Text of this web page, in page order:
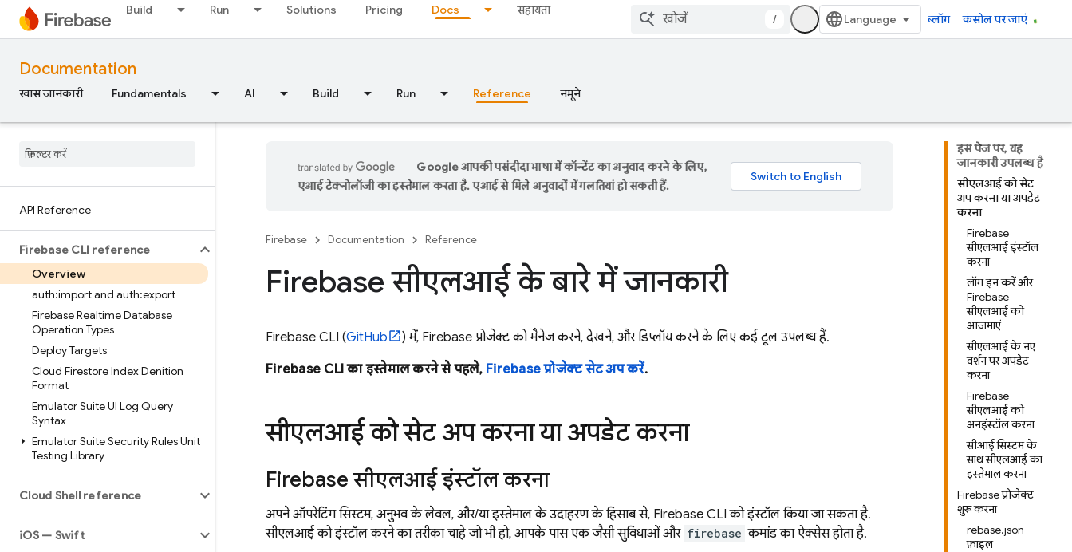
Build Run Solutions Pricing Docs सहायता
/ ब्लॉग कंसोल पर जाएं
Documentation
खास जानकारी Fundamentals AI Build Run Reference नमूने
API Reference
Firebase CLI reference
Overview
auth:import and auth:export
Firebase Realtime Database
Operation Types
Deploy Targets
Cloud Firestore Index Definition
Format
Emulator Suite UI Log Query
Syntax
Emulator Suite Security Rules Unit
Testing Library
Cloud Shell reference
iOS — Swift
इस पेज पर, यह
जानकारी उपलब्ध है
सीएलआई को सेट
अप करना या अपडेट
करना
Firebase
सीएलआई इंस्टॉल
करना
लॉग इन करें और
Firebase
सीएलआई को
आज़माएं
सीएलआई के नए
वर्शन पर अपडेट
करना
Firebase
सीएलआई को
अनइंस्टॉल करना
सीआई सिस्टम के
साथ सीएलआई का
इस्तेमाल करना
Firebase प्रोजेक्ट
शुरू करना
firebase.json
फ़ाइल
Google आपकी पसंदीदा भाषा में कॉन्टेंट का अनुवाद करने के लिए,
एआई टेक्नोलॉजी का इस्तेमाल करता है. एआई से मिले अनुवादों में गलतियां हो सकती हैं.
Firebase Documentation Reference
Firebase सीएलआई के बारे में जानकारी
Firebase CLI (GitHub
) में, Firebase प्रोजेक्ट को मैनेज करने, देखने, और डिप्लॉय करने के लिए कई टूल उपलब्ध हैं.
Firebase CLI का इस्तेमाल करने से पहले, Firebase प्रोजेक्ट सेट अप करें.
सीएलआई को सेट अप करना या अपडेट करना
Firebaseसीएलआई इंस्टॉल करना
अपने ऑपरेटिंग सिस्टम, अनुभव के लेवल, और/या इस्तेमाल के उदाहरण के हिसाब से, Firebase CLI को इंस्टॉल किया जा सकता है.
सीएलआई को इंस्टॉल करने का तरीका चाहे जो भी हो, आपके पास एक जैसी सुविधाओं और firebase कमांड का ऐक्सेस होता है.